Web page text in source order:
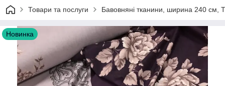
Товари та послуги Бавовняні тканини, ширина 240 см,
Новинка